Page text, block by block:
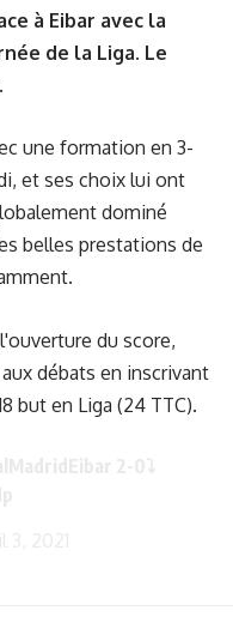
à Eibar avec la
de la Liga. Le
une formation en 3-
et ses choix lui ont
dominé
belles prestations de
du score,
débats en inscrivant
but en Liga (24 TTC).